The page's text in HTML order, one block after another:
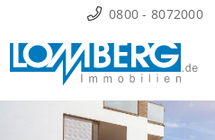
Inhalt
springen
0800 - 8072000